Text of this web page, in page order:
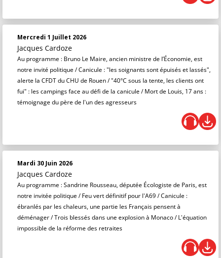
Mercredi 1 Juillet 2026
Jacques Cardoze
Au programme : Bruno Le Maire, ancien ministre de l’Économie, est
notre invité politique / Canicule : "les soignants sont épuisés et lassés",
alerte la CFDT du CHU de Rouen / "40°C sous la tente, les clients ont
fui" : les campings face au défi de la canicule / Mort de Louis, 17 ans :
témoignage du père de l'un des agresseurs
Mardi 30 Juin 2026
Jacques Cardoze
Au programme : Sandrine Rousseau, députée Écologiste de Paris, est
notre invitée politique / Feu vert définitif pour l'A69 / Canicule :
ébranlés par les chaleurs, une partie les Français pensent à
déménager / Trois blessés dans une explosion à Monaco / L'équation
impossible de la réforme des retraites